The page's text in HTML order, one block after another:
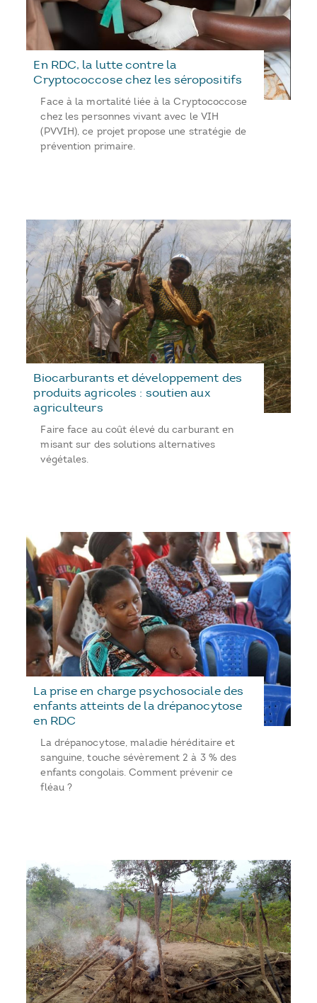
En RDC, la lutte contre la
Cryptococcose chez les séropositifs
Face à la mortalité liée à la Cryptococcose
chez les personnes vivant avec le VIH
(PVVIH), ce projet propose une stratégie de
prévention primaire.
Biocarburants et développement des
produits agricoles : soutien aux
agriculteurs
Faire face au coût élevé du carburant en
misant sur des solutions alternatives
végétales.
La prise en charge psychosociale des
enfants atteints de la drépanocytose
en RDC
La drépanocytose, maladie héréditaire et
sanguine, touche sévèrement 2 à 3 % des
enfants congolais. Comment prévenir ce
fléau ?